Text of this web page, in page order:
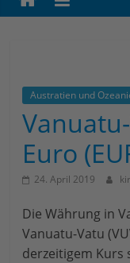
in.de
weitere
WordPress-
Website
Austratien und
Euro
24. April 2019
Die Währung in
Vanuatu-Vatu
derzeitigem Kurs